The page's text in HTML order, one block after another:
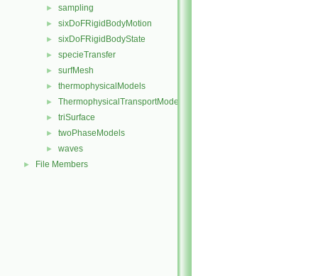
► sampling
► sixDoFRigidBodyMotion
► sixDoFRigidBodyState
► specieTransfer
► surfMesh
► thermophysicalModels
► ThermophysicalTransportModels
► triSurface
► twoPhaseModels
► waves
► File Members